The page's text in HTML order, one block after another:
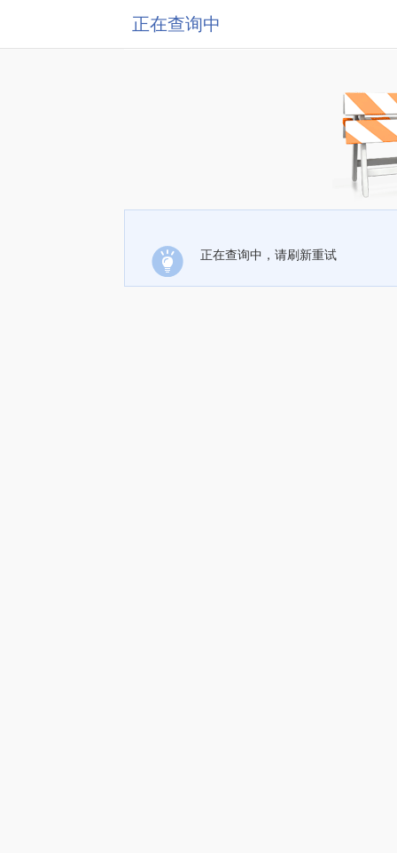
正在查询中
正在查询中，请刷新重试